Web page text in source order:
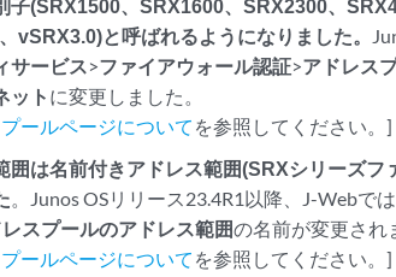
子(SRX1500、SRX1600、SRX2300、
vSRX3.0)と呼ばれるようになりました。
サービス>ファイアウォール認証>アドレス
ット に変更しました。
ールページについて を参照してください。]
囲は名前付きアドレス範囲(SRXシリーズ
。Junos OSリリース23.4R1以降、J-Webでは
スプールのアドレス範囲の名前が変更され
ールページについて を参照してください。]